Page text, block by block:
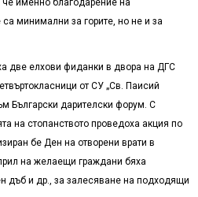
именно благодарение на
минимални за горите, но не и за
две елхови фиданки в двора на ДГС
от СУ „Св. Паисий
Български дарителски форум. С
на стопанството проведоха акция по
бе Ден на отворени врати в
на желаещи граждани бяха
дъб и др., за залесяване на подходящи